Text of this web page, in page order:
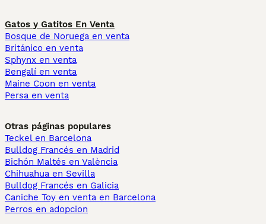
Gatos y Gatitos En Venta
Bosque de Noruega en venta
Británico en venta
Sphynx en venta
Bengalí en venta
Maine Coon en venta
Persa en venta
Otras páginas populares
Teckel en Barcelona
Bulldog Francés en Madrid
Bichón Maltés en València
Chihuahua en Sevilla
Bulldog Francés en Galicia
Caniche Toy en venta en Barcelona
Perros en adopcion